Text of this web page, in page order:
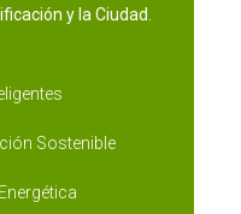
y la Ciudad.
Sostenible